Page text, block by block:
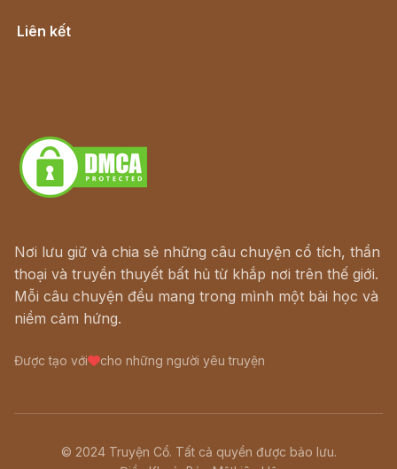
Liên kết
Nơi lưu giữ và chia sẻ những câu chuyện cổ tích, thần
thoại và truyền thuyết bất hủ từ khắp nơi trên thế giới.
Mỗi câu chuyện đều mang trong mình một bài học và
niềm cảm hứng.
Được tạo với cho những người yêu truyện
© 2024 Truyện Cổ. Tất cả quyền được bảo lưu.